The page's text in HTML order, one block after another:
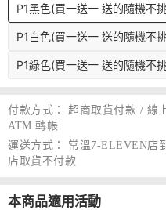
P1黑色(買一送一 送的隨機不
P1白色(買一送一 送的隨機不
P1綠色(買一送一 送的隨機不
付款方式：
超商取貨付款 / 線
ATM 轉帳
運送方式：
常溫7-ELEVEN店
店取貨不付款
本商品適用活動